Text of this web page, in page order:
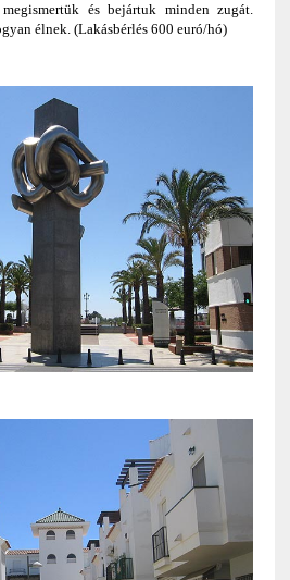
és bejártuk minden zugát.
élnek. (Lakásbérlés 600 euró/hó)